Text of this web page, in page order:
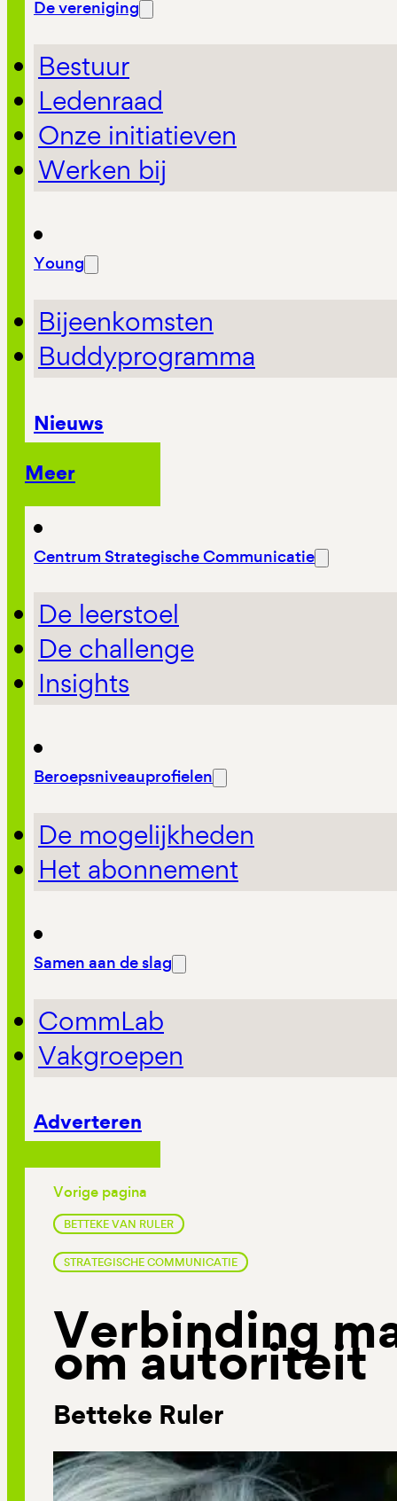
De vereniging
Bestuur
Ledenraad
Onze initiatieven
Werken bij
Young
Bijeenkomsten
Buddyprogramma
Nieuws
Meer
Centrum Strategische Communicatie
De leerstoel
De challenge
Insights
Beroepsniveauprofielen
De mogelijkheden
Het abonnement
Samen aan de slag
CommLab
Vakgroepen
Adverteren
Vorige pagina
BETTEKE VAN RULER
STRATEGISCHE COMMUNICATIE
Verbinding
om autoriteit
Betteke Ruler